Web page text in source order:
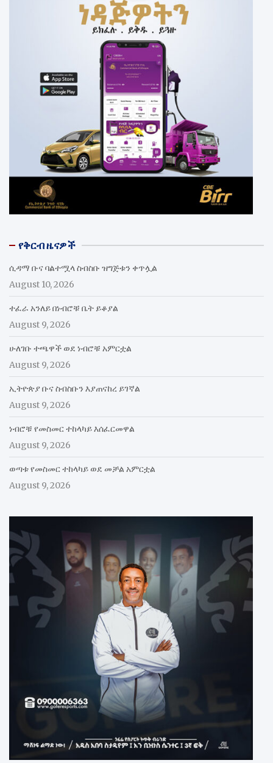
የቅርብ ዜናዎች
ሲዳማ ቡና ባልተሟላ ስብስቡ ዝግጅቱን ቀጥሏል
August 10, 2026
ተፈራ አንለይ በነብሮቹ ቤት ይቆያል
August 9, 2026
ሁለገቡ ተጫዋች ወደ ነብሮቹ አምርቷል
August 9, 2026
ኢትዮጵያ ቡና ስብስቡን እያጠናከረ ይገኛል
August 9, 2026
ነብሮቹ የመስመር ተከላካይ እሰፈርመዋል
August 9, 2026
ወጣቱ የመስመር ተከላካይ ወደ መቻል አምርቷል
August 9, 2026